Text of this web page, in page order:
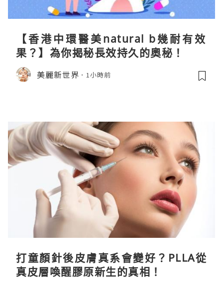
【香港中環醫美natural b幾耐有效
果？】為你揭秘長效持久的奧秘！
美麗新世界 1小時前
打童顏針後皮膚真系會變好？PLLA從
真皮層喚醒膠原新生的真相！